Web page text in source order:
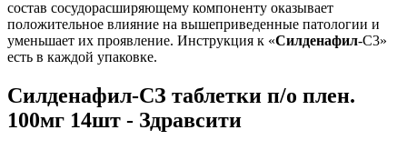
состав сосудорасширяющему компоненту оказывает
положительное влияние на вышеприведенные патологии и
уменьшает их проявление. Инструкция к «Силденафил-С3»
есть в каждой упаковке.
Силденафил-СЗ таблетки п/о плен.
100мг 14шт - Здравсити